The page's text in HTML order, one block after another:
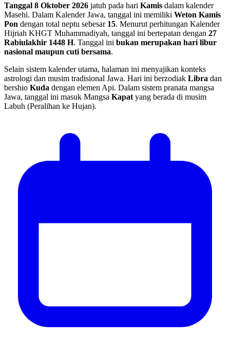
Tanggal 8 Oktober 2026 jatuh pada hari Kamis dalam kalender
Masehi. Dalam Kalender Jawa, tanggal ini memiliki Weton Kamis
Pon dengan total neptu sebesar 15. Menurut perhitungan Kalender
Hijriah KHGT Muhammadiyah, tanggal ini bertepatan dengan 27
Rabiulakhir 1448 H. Tanggal ini bukan merupakan hari libur
nasional maupun cuti bersama.
Selain sistem kalender utama, halaman ini menyajikan konteks
astrologi dan musim tradisional Jawa. Hari ini berzodiak Libra dan
bershio Kuda dengan elemen Api. Dalam sistem pranata mangsa
Jawa, tanggal ini masuk Mangsa Kapat yang berada di musim
Labuh (Peralihan ke Hujan).